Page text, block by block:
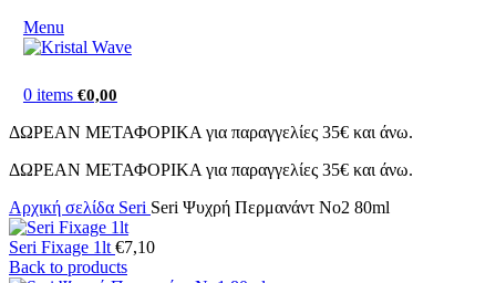
Menu
0 items €0,00
ΔΩΡΕΑΝ ΜΕΤΑΦΟΡΙΚΑ για παραγγελίες 35€ και άνω.
ΔΩΡΕΑΝ ΜΕΤΑΦΟΡΙΚΑ για παραγγελίες 35€ και άνω.
Αρχική σελίδα Seri Seri Ψυχρή Περμανάντ No2 80ml
Seri Fixage 1lt €7,10
Back to products